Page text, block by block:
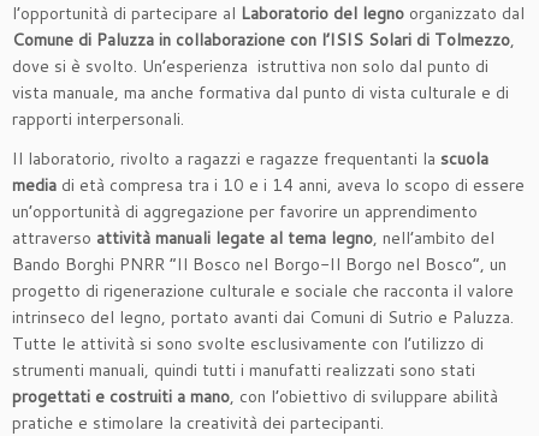
l’opportunità di partecipare al Laboratorio del legno organizzato dal
Comune di Paluzza in collaborazione con l’ISIS Solari di Tolmezzo,
dove si è svolto. Un’esperienza istruttiva non solo dal punto di
vista manuale, ma anche formativa dal punto di vista culturale e di
rapporti interpersonali.
Il laboratorio, rivolto a ragazzi e ragazze frequentanti la scuola
media di età compresa tra i 10 e i 14 anni, aveva lo scopo di essere
un’opportunità di aggregazione per favorire un apprendimento
attraverso attività manuali legate al tema legno, nell’ambito del
Bando Borghi PNRR “Il Bosco nel Borgo-Il Borgo nel Bosco”, un
progetto di rigenerazione culturale e sociale che racconta il valore
intrinseco del legno, portato avanti dai Comuni di Sutrio e Paluzza.
Tutte le attività si sono svolte esclusivamente con l’utilizzo di
strumenti manuali, quindi tutti i manufatti realizzati sono stati
progettati e costruiti a mano, con l’obiettivo di sviluppare abilità
pratiche e stimolare la creatività dei partecipanti.